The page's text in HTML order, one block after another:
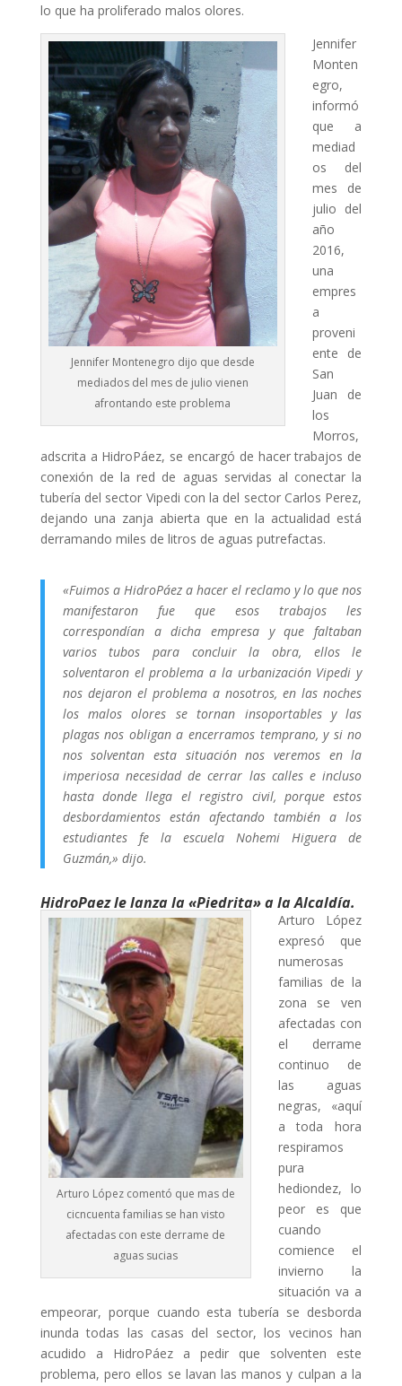
lo que ha proliferado malos olores.
Jennifer Montenegro dijo que desde
mediados del mes de julio vienen
afrontando este problema
Jennifer
Monten
egro,
informó
que a
mediad
os del
mes de
julio del
año
2016,
una
empres
a
proveni
ente de
San
Juan de
los
Morros,
adscrita a HidroPáez, se encargó de hacer trabajos de
conexión de la red de aguas servidas al conectar la
tubería del sector Vipedi con la del sector Carlos Perez,
dejando una zanja abierta que en la actualidad está
derramando miles de litros de aguas putrefactas.
«Fuimos a HidroPáez a hacer el reclamo y lo que nos
manifestaron fue que esos trabajos les
correspondían a dicha empresa y que faltaban
varios tubos para concluir la obra, ellos le
solventaron el problema a la urbanización Vipedi y
nos dejaron el problema a nosotros, en las noches
los malos olores se tornan insoportables y las
plagas nos obligan a encerramos temprano, y si no
nos solventan esta situación nos veremos en la
imperiosa necesidad de cerrar las calles e incluso
hasta donde llega el registro civil, porque estos
desbordamientos están afectando también a los
estudiantes fe la escuela Nohemi Higuera de
Guzmán,» dijo.
HidroPaez le lanza la «Piedrita» a la Alcaldía.
Arturo López comentó que mas de
cicncuenta familias se han visto
afectadas con este derrame de
aguas sucias
Arturo López
expresó que
numerosas
familias de la
zona se ven
afectadas con
el derrame
continuo de
las aguas
negras, «aquí
a toda hora
respiramos
pura
hediondez, lo
peor es que
cuando
comience el
invierno la
situación va a
empeorar, porque cuando esta tubería se desborda
inunda todas las casas del sector, los vecinos han
acudido a HidroPáez a pedir que solventen este
problema, pero ellos se lavan las manos y culpan a la